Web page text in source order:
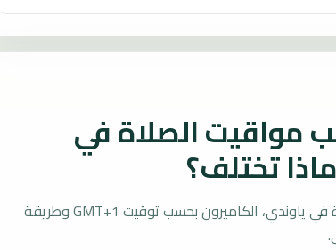
الصلاة في
تختلف؟
تُحسب مواقيت الصلاة في ياوندي، الكاميرون بحسب توقيت GMT+1 وطريقة